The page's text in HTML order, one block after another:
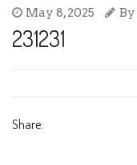
May 8, 2025 By
231231
Share: